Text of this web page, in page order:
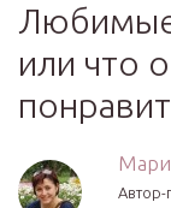
или что
Автор-